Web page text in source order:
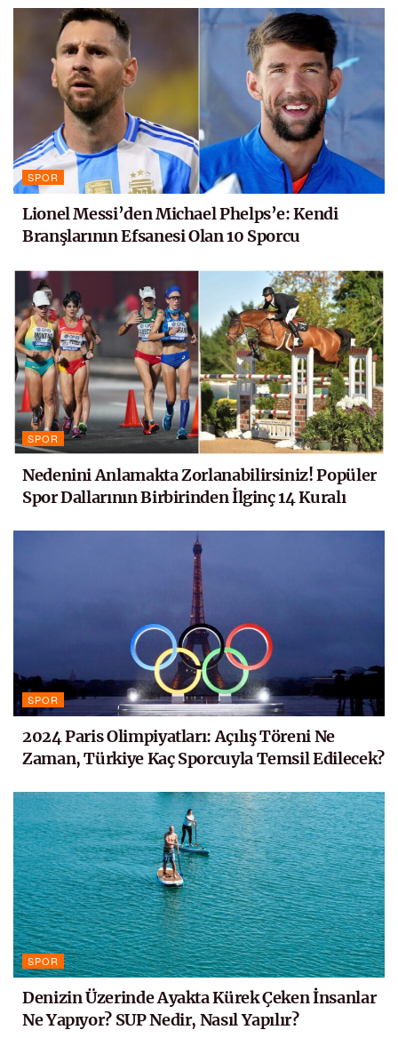
SPOR
Lionel Messi’den Michael Phelps’e: Kendi
Branşlarının Efsanesi Olan 10 Sporcu
SPOR
Nedenini Anlamakta Zorlanabilirsiniz! Popüler
Spor Dallarının Birbirinden İlginç 14 Kuralı
SPOR
2024 Paris Olimpiyatları: Açılış Töreni Ne
Zaman, Türkiye Kaç Sporcuyla Temsil Edilecek?
SPOR
Denizin Üzerinde Ayakta Kürek Çeken İnsanlar
Ne Yapıyor? SUP Nedir, Nasıl Yapılır?